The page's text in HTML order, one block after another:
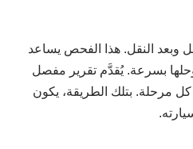
النقل. هذا الفحص يساعد
بسرعة. يُقدَّم تقرير مفصل
مرحلة. بتلك الطريقة، يكون